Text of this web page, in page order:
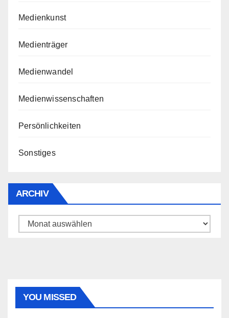
Medienkunst
Medienträger
Medienwandel
Medienwissenschaften
Persönlichkeiten
Sonstiges
ARCHIV
Archiv
YOU MISSED